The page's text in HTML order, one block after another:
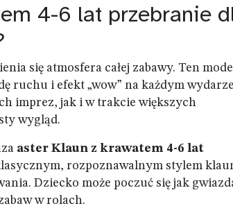
4-6 lat przebranie
się atmosfera całej zabawy. Ten
ruchu i efekt „wow” na każdym
imprez, jak i w trakcie większych
wygląd.
aster Klaun z krawatem 4-6 lat
rozpoznawalnym stylem
Dziecko może poczuć się jak
w rolach.